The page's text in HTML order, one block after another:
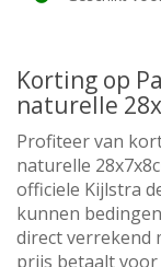
Korting op
naturelle
Profiteer van
naturelle
officiele Kijlstra
kunnen
direct verrekend
prijs betaalt